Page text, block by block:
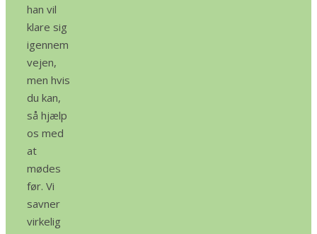
han vil
klare sig
igennem
vejen,
men hvis
du kan,
så hjælp
os med
at
mødes
før. Vi
savner
virkelig